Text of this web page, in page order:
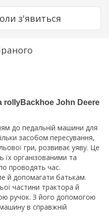
з'явиться
rollyBackhoe John Deere
до педальній машини для
засобом пересування,
гри, розвиває уяву. Це
організованими та
проводять час.
й допомагати батькам.
частини трактора й
ручок. З його допомогою
в справжній